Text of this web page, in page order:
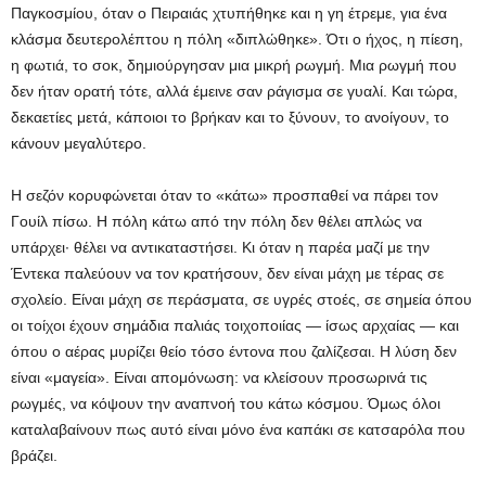
Παγκοσμίου, όταν ο Πειραιάς χτυπήθηκε και η γη έτρεμε, για ένα
κλάσμα δευτερολέπτου η πόλη «διπλώθηκε». Ότι ο ήχος, η πίεση,
η φωτιά, το σοκ, δημιούργησαν μια μικρή ρωγμή. Μια ρωγμή που
δεν ήταν ορατή τότε, αλλά έμεινε σαν ράγισμα σε γυαλί. Και τώρα,
δεκαετίες μετά, κάποιοι το βρήκαν και το ξύνουν, το ανοίγουν, το
κάνουν μεγαλύτερο.
Η σεζόν κορυφώνεται όταν το «κάτω» προσπαθεί να πάρει τον
Γουίλ πίσω. Η πόλη κάτω από την πόλη δεν θέλει απλώς να
υπάρχει· θέλει να αντικαταστήσει. Κι όταν η παρέα μαζί με την
Έντεκα παλεύουν να τον κρατήσουν, δεν είναι μάχη με τέρας σε
σχολείο. Είναι μάχη σε περάσματα, σε υγρές στοές, σε σημεία όπου
οι τοίχοι έχουν σημάδια παλιάς τοιχοποιίας — ίσως αρχαίας — και
όπου ο αέρας μυρίζει θείο τόσο έντονα που ζαλίζεσαι. Η λύση δεν
είναι «μαγεία». Είναι απομόνωση: να κλείσουν προσωρινά τις
ρωγμές, να κόψουν την αναπνοή του κάτω κόσμου. Όμως όλοι
καταλαβαίνουν πως αυτό είναι μόνο ένα καπάκι σε κατσαρόλα που
βράζει.